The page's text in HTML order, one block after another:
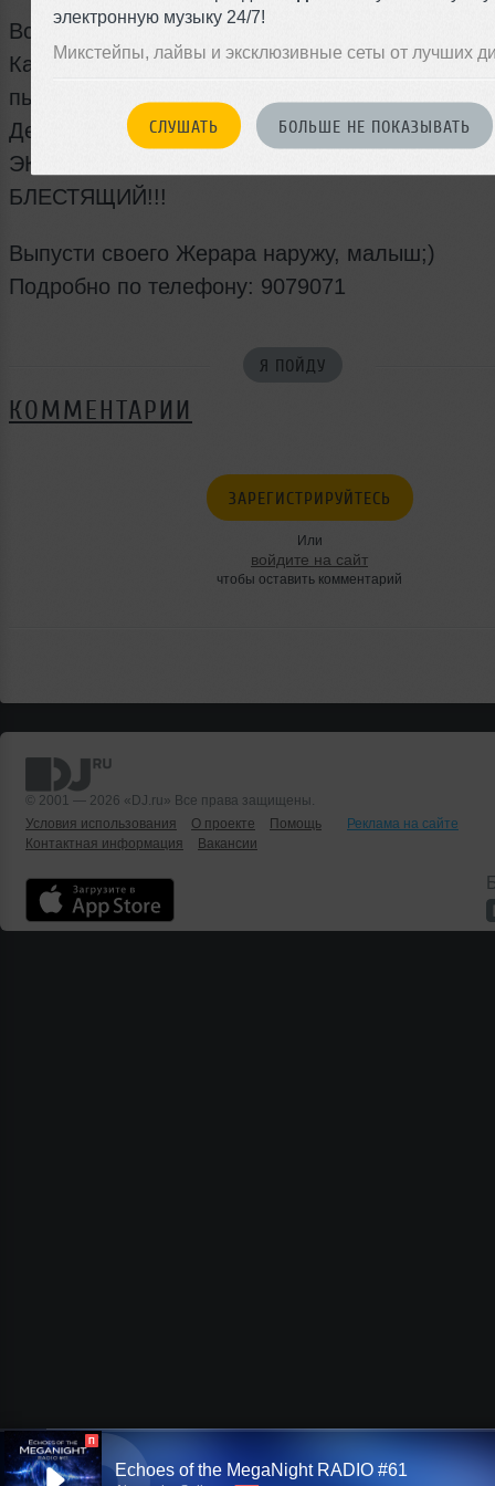
электронную музыку 24/7!
Микстейпы, лайвы и эксклюзивные сеты от лучших
СЛУШАТЬ БОЛЬШЕ НЕ ПОКАЗЫВАТЬ
Все просто, чувак!
Каждый четверг в баре ХххХ на
пьяный разгуляй и сумасшедший отрыв в
Депардье!;)
ЭКСКЛЮЗИВНО ТОЛЬКО В ХХХХ!!!MC
БЛЕСТЯЩИЙ!!!
Выпусти своего Жерара наружу, малыш;)
Подробно по телефону: 9079071
Я ПОЙДУ
КОММЕНТАРИИ
ЗАРЕГИСТРИРУЙТЕСЬ
Или
войдите на сайт
чтобы оставить комментарий
© 2001 — 2026 «DJ.ru» Все права защищены.
Условия использования
О проекте Помощь
Реклама на сайте
Контактная информация
Вакансии
П
Echoes of the MegaNight RADIO #61